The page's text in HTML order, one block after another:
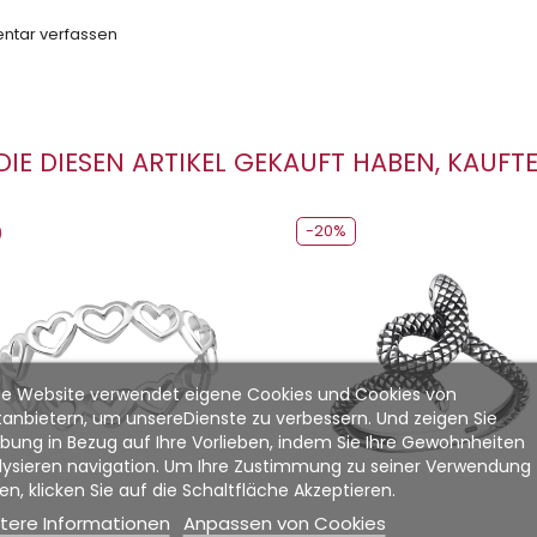
verfassen
DIESEN ARTIKEL GEKAUFT HABEN,
-20%
Website verwendet eigene Cookies und Cookies von
um unsereDienste zu verbessern. Und zeigen Sie
in Bezug auf Ihre Vorlieben, indem Sie Ihre Gewohnheiten
navigation. Um Ihre Zustimmung zu seiner Verwendung
klicken Sie auf die Schaltfläche Akzeptieren.
Informationen Anpassen von Cookies